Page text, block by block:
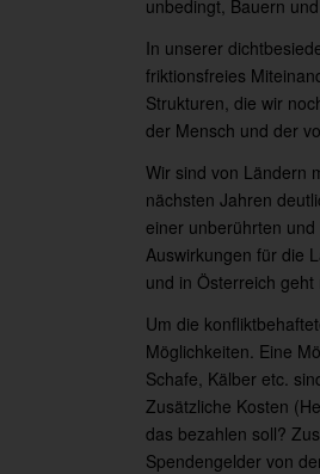
unbedingt, Bauern
In unserer
friktionsfreies
Strukturen, die wir
der Mensch und der
Wir sind von Ländern
nächsten Jahren
einer unberührten
Auswirkungen für die
und in Österreich geht
Um die
Möglichkeiten. Eine
Schafe, Kälber etc.
Zusätzliche Kosten
das bezahlen soll?
Spendengelder von